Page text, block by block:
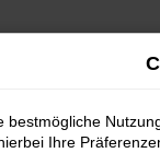
bestmögliche
Ihre